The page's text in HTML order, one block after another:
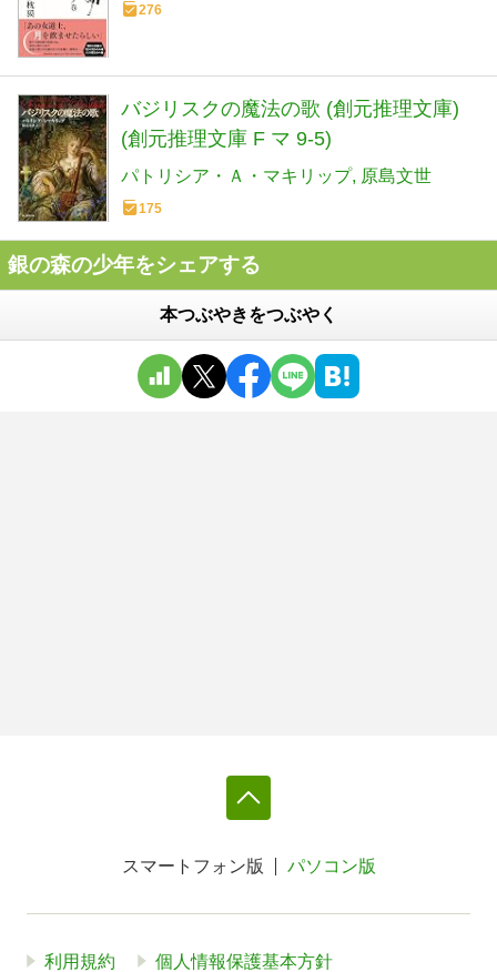
276
バジリスクの魔法の歌 (創元推理文庫)
(創元推理文庫 F マ 9-5)
パトリシア・Ａ・マキリップ 原島文世
175
銀の森の少年をシェアする
本つぶやきをつぶやく
スマートフォン版 パソコン版
利用規約 個人情報保護基本方針